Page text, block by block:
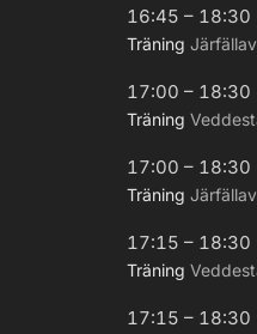
16:45 – 18:30
Träning
17:00 – 18:30
Träning
17:00 – 18:30
Träning
17:15 – 18:30
Träning
17:15 – 18:30